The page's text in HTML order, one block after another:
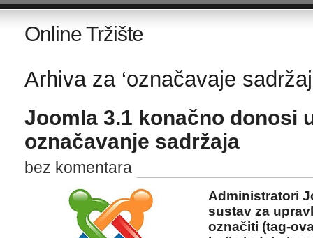
Online Tržište
Arhiva za ‘označavaje
Joomla 3.1 konačno donosi
označavanje sadržaja
bez komentara
Administratori
sustav za
označiti (tag-